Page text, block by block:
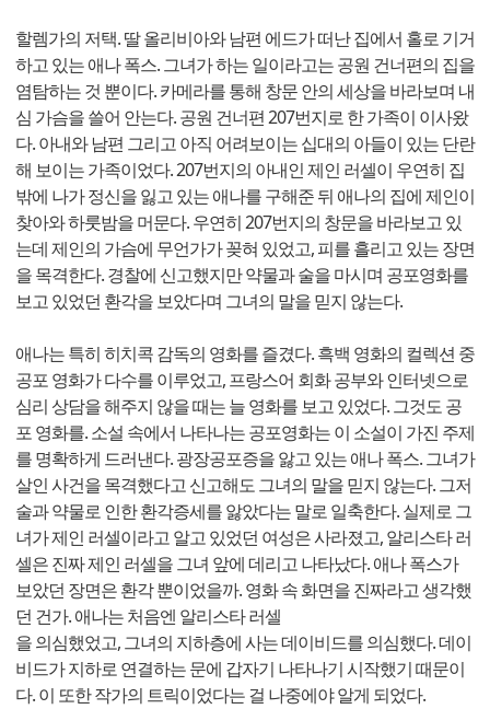
할렘가의 저택. 딸 올리비아와 남편 에드가 떠난 집에서 홀로 기거
하고 있는 애나 폭스. 그녀가 하는 일이라고는 공원 건너편의 집을
염탐하는 것 뿐이다. 카메라를 통해 창문 안의 세상을 바라보며 내
심 가슴을 쓸어 안는다. 공원 건너편 207번지로 한 가족이 이사왔
다. 아내와 남편 그리고 아직 어려보이는 십대의 아들이 있는 단란
해 보이는 가족이었다. 207번지의 아내인 제인 러셀이 우연히 집
밖에 나가 정신을 잃고 있는 애나를 구해준 뒤 애나의 집에 제인이
찾아와 하룻밤을 머문다. 우연히 207번지의 창문을 바라보고 있
는데 제인의 가슴에 무언가가 꽂혀 있었고, 피를 흘리고 있는 장면
을 목격한다. 경찰에 신고했지만 약물과 술을 마시며 공포영화를
보고 있었던 환각을 보았다며 그녀의 말을 믿지 않는다.
애나는 특히 히치콕 감독의 영화를 즐겼다. 흑백 영화의 컬렉션 중
공포 영화가 다수를 이루었고, 프랑스어 회화 공부와 인터넷으로
심리 상담을 해주지 않을 때는 늘 영화를 보고 있었다. 그것도 공
포 영화를. 소설 속에서 나타나는 공포영화는 이 소설이 가진 주제
를 명확하게 드러낸다. 광장공포증을 앓고 있는 애나 폭스. 그녀가
살인 사건을 목격했다고 신고해도 그녀의 말을 믿지 않는다. 그저
술과 약물로 인한 환각증세를 앓았다는 말로 일축한다. 실제로 그
녀가 제인 러셀이라고 알고 있었던 여성은 사라졌고, 알리스타 러
셀은 진짜 제인 러셀을 그녀 앞에 데리고 나타났다. 애나 폭스가
보았던 장면은 환각 뿐이었을까. 영화 속 화면을 진짜라고 생각했
던 건가. 애나는 처음엔 알리스타 러셀
을 의심했었고, 그녀의 지하층에 사는 데이비드를 의심했다. 데이
비드가 지하로 연결하는 문에 갑자기 나타나기 시작했기 때문이
다. 이 또한 작가의 트릭이었다는 걸 나중에야 알게 되었다.